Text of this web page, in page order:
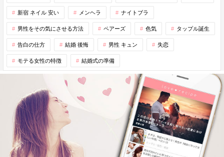
新宿 ネイル 安い メンヘラ ナイトブラ
男性をその気にさせる方法 ペアーズ 色気 タップル誕生
告白の仕方 結婚 後悔 男性 キュン 失恋
モテる女性の特徴 結婚式の準備